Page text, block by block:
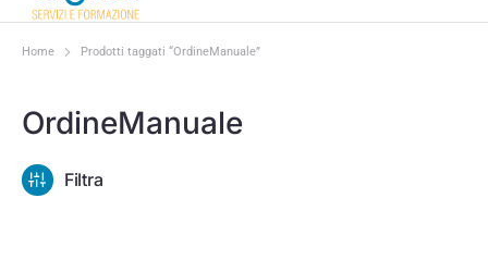
OrdineManuale
Filtra
Tu sei qui:
Home Prodotti taggati “OrdineManuale”